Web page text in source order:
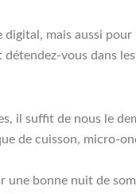
mais aussi pour
vous dans
il suffit de nous le
de cuisson, micro-
une bonne nuit de